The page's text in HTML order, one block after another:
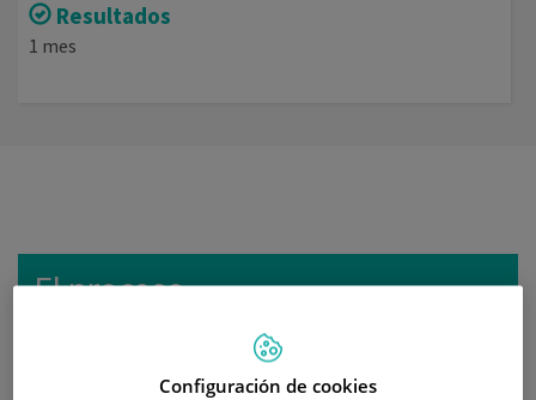
Resultados
1 mes
El proceso
Configuración de cookies